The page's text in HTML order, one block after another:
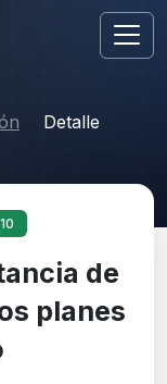
Detalle
de
planes